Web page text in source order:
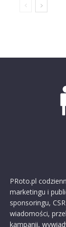
PRoto.pl
marketingu i
sponsoringu,
wiadomości,
kampanii,